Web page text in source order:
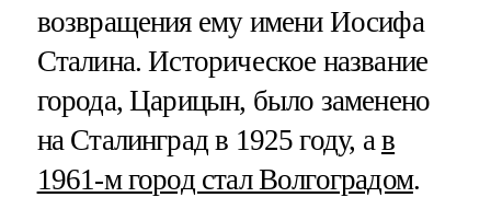
возвращения ему имени Иосифа
Сталина. Историческое название
города, Царицын, было заменено
на Сталинград в 1925 году, а в
1961-м город стал Волгоградом.